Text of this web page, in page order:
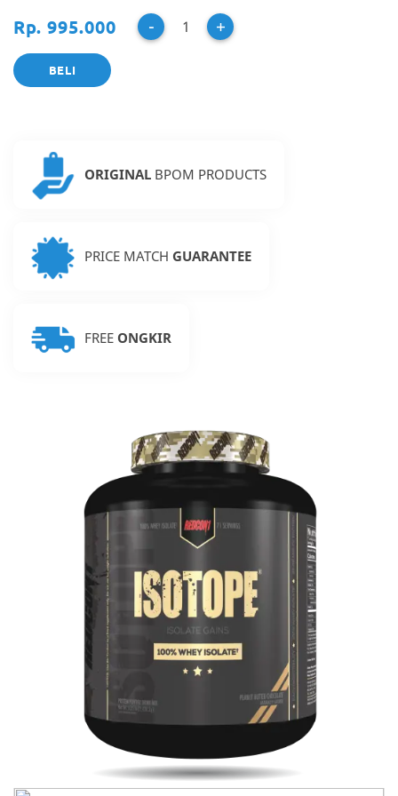
Rp. 995.000 - +
BELI
ORIGINAL BPOM PRODUCTS
PRICE MATCH GUARANTEE
FREE ONGKIR